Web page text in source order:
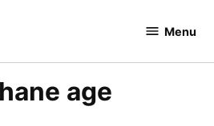
Hundred
Menu
age